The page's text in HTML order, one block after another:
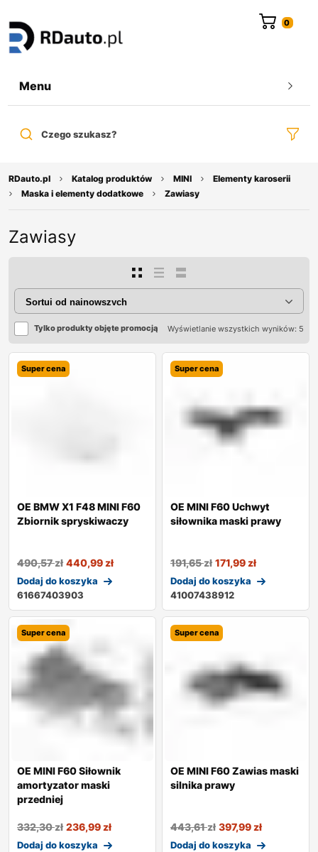
Menu
Czego szukasz?
RDauto.pl Katalog produktów MINI
Elementy karoserii
Maska i elementy dodatkowe
Zawiasy
Zawiasy
Tylko produkty objęte promocją Wyświetlanie wszystkich wyników: 5
Super cena
OE BMW X1 F48 MINI F60
Zbiornik spryskiwaczy
490,57zł 440,99zł
Dodaj do koszyka
61667403903
Super cena
OE MINI F60 Uchwyt
siłownika maski prawy
191,65zł 171,99zł
Dodaj do koszyka
41007438912
Super cena
OE MINI F60 Siłownik
amortyzator maski
przedniej
332,30zł 236,99zł
Dodaj do koszyka
Super cena
OE MINI F60 Zawias maski
silnika prawy
443,61zł 397,99zł
Dodaj do koszyka